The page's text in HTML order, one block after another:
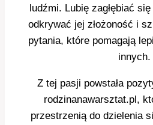
ludźmi. Lubię zagłębiać
odkrywać jej złożoność i
pytania, które pomagają
innych.
Z tej pasji powstała
rodzinanawarsztat.pl,
przestrzenią do dzielenia